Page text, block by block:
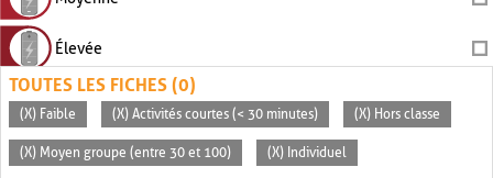
Élevée
TOUTES LES FICHES (0)
(X) Faible (X) Activités courtes (< 30 minutes) (X) Hors classe
(X) Moyen groupe (entre 30 et 100) (X) Individuel